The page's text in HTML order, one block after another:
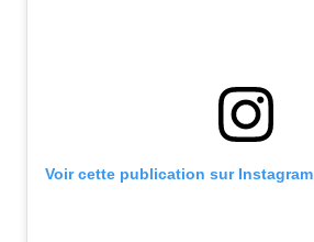
Voir cette publication sur Instagram